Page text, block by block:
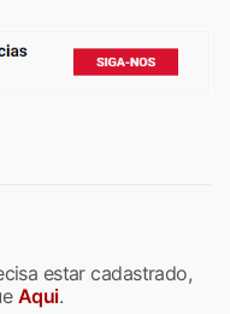
estar cadastrado,
Aqui.